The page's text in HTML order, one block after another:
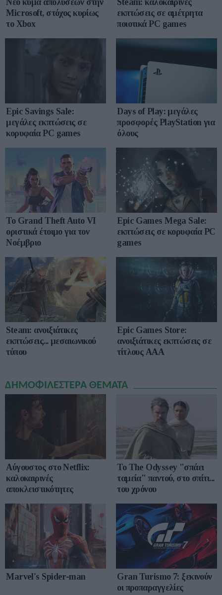
Microsoft, στόχος κυρίως
το Xbox
εκπτώσεις σε αμέτρητα
ποιοτικά PC games
Epic Savings Sale:
μεγάλες εκπτώσεις σε
κορυφαία PC games
Days of Play: μεγάλες
προσφορές PlayStation για
όλους
Το Grand Theft Auto VI
οριστικά έτοιμο για τον
Νοέμβριο
Epic Games Mega Sale:
εκπτώσεις σε κορυφαία PC
games
Steam: ανοιξιάτικες
εκπτώσεις... μεσαιωνικού
τύπου
Epic Games Store:
ανοιξιάτικες εκπτώσεις σε
τίτλους ΑΑΑ
ΔΗΜΟΦΙΛΕΣΤΕΡΑ ΘΕΜΑΤΑ
Αύγουστος στο Netflix:
καλοκαιρινές
αποκλειστικότητες
To The Odyssey "σπάει
ταμεία" παντού, στο σπίτι...
του χρόνου
Marvel's Spider-man
Gran Turismo 7: ξεκινούν
οι προπαραγγελίες